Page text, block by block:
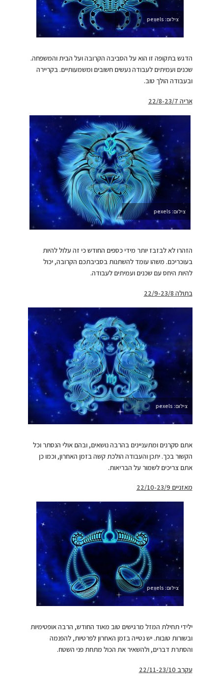
צילום: pexels
הדגש בתקופה זו הוא על הסביבה הקרובה ועל הבית והמשפחה.
שכנים ועמיתים לעבודה נעשים חשובים ומשמעותיים. בקריירה
ובעבודה הולך טוב.
אריה 22/8-23/7
צילום: pexels
הזהרו לא לבזבז יותר מידי כספים החודש כי זה עלול להיות
בעוכריכם. משהו עומד להשתנות בסביבתכם הקרובה, יכול
להיות היחס עם שכנים ועמיתים לעבודה.
בתולה 22/9-23/8
צילום: pexels
אתם סקרנים ומתעניינים בהרבה נושאים, ובהם אולי הנסתר וכל
הקשור בכך. יתכן והעבודה הולכת קשה בזמן האחרון, וכמו כן
אתם צריכים לשמור על הבריאות.
מאזניים 22/10-23/9
צילום: pexels
ילידי תחילת המזל מרגישים טוב מאוד החודש, הרבה אופטימיות
ובשורות טובות. יש נטייה בזמן האחרון לפרטיות, להפנמה
והסתרת דברים, ולהשאיר את הכול מתחת פני השטח.
עקרב 22/11-23/10